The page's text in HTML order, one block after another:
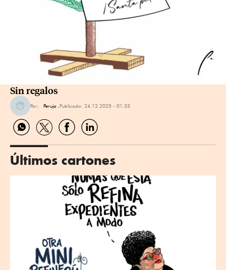
Sin regalos
Por: Perujo . Publicado: 24.12.2025 - 01:33
Compartir
WhatsApp
Compartir
Twitter
CompartirCompartir
Últimos cartones